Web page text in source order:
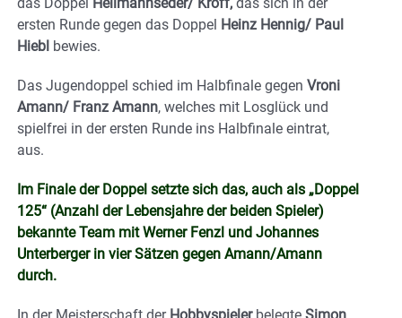
ersten Runde gegen das Doppel Heinz Hennig/ Paul
Hiebl bewies.
Das Jugendoppel schied im Halbfinale gegen Vroni
Amann/ Franz Amann, welches mit Losglück und
spielfrei in der ersten Runde ins Halbfinale eintrat,
aus.
Im Finale der Doppel setzte sich das, auch als „Doppel
125“ (Anzahl der Lebensjahre der beiden Spieler)
bekannte Team mit Werner Fenzl und Johannes
Unterberger in vier Sätzen gegen Amann/Amann
durch.